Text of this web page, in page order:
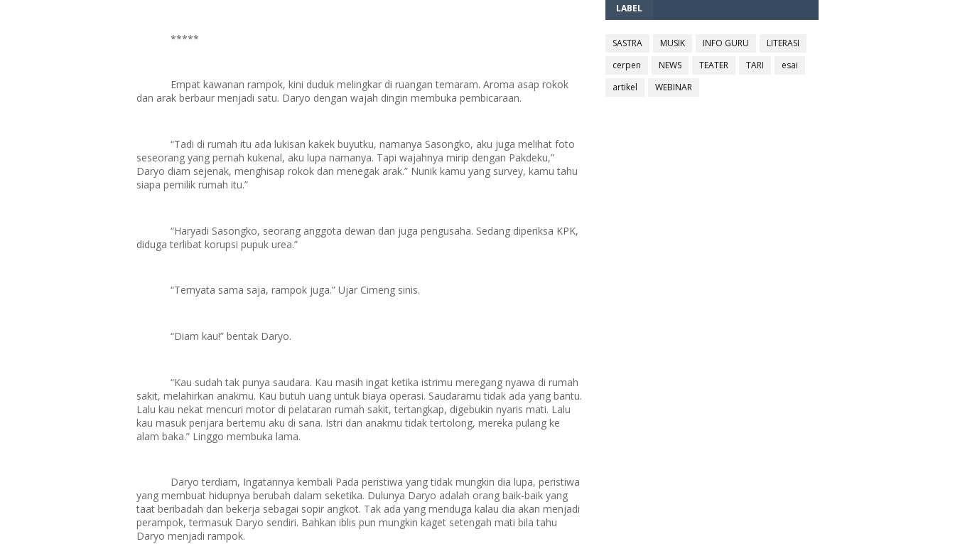
*****
Empat kawanan rampok, kini duduk melingkar di ruangan temaram. Aroma asap rokok
dan arak berbaur menjadi satu. Daryo dengan wajah dingin membuka pembicaraan.
“Tadi di rumah itu ada lukisan kakek buyutku, namanya Sasongko, aku juga melihat foto
seseorang yang pernah kukenal, aku lupa namanya. Tapi wajahnya mirip dengan Pakdeku,”
Daryo diam sejenak, menghisap rokok dan menegak arak.” Nunik kamu yang survey, kamu tahu
siapa pemilik rumah itu.”
“Haryadi Sasongko, seorang anggota dewan dan juga pengusaha. Sedang diperiksa KPK,
diduga terlibat korupsi pupuk urea.”
“Ternyata sama saja, rampok juga.” Ujar Cimeng sinis.
“Diam kau!” bentak Daryo.
“Kau sudah tak punya saudara. Kau masih ingat ketika istrimu meregang nyawa di rumah
sakit, melahirkan anakmu. Kau butuh uang untuk biaya operasi. Saudaramu tidak ada yang bantu.
Lalu kau nekat mencuri motor di pelataran rumah sakit, tertangkap, digebukin nyaris mati. Lalu
kau masuk penjara bertemu aku di sana. Istri dan anakmu tidak tertolong, mereka pulang ke
alam baka.” Linggo membuka lama.
Daryo terdiam, Ingatannya kembali Pada peristiwa yang tidak mungkin dia lupa, peristiwa
yang membuat hidupnya berubah dalam seketika. Dulunya Daryo adalah orang baik-baik yang
taat beribadah dan bekerja sebagai sopir angkot. Tak ada yang menduga kalau dia akan menjadi
perampok, termasuk Daryo sendiri. Bahkan iblis pun mungkin kaget setengah mati bila tahu
Daryo menjadi rampok.
LABEL
SASTRA MUSIK INFO GURU
LITERASI
cerpen
NEWS TEATER TARI
esai
artikel
WEBINAR